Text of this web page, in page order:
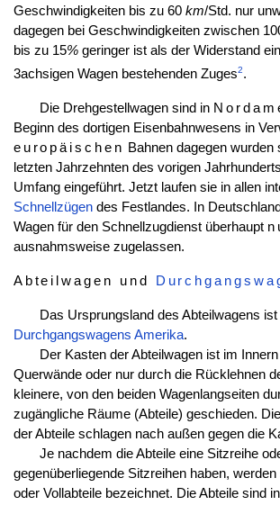
Geschwindigkeiten bis zu 60 km/Std. nur
dagegen bei Geschwindigkeiten zwischen
bis zu 15%geringer ist als der Widerstand
3achsigen Wagen bestehenden Zuges2.
Die Drehgestellwagen sind in
Beginn des dortigen Eisenbahnwesens in
europäischen Bahnen dagegen wurden
letzten Jahrzehnten des vorigen
Umfang eingeführt. Jetzt laufen sie in allen
Schnellzügendes Festlandes. In
Wagen für den Schnellzugdienst überhaupt
ausnahmsweise zugelassen.
Abteilwagen und
Das Ursprungsland des Abteilwagens
Durchgangswagens Amerika.
Der Kasten der Abteilwagen ist im
Querwände oder nur durch die Rücklehnen
kleinere, von den beiden Wagenlangseiten
zugängliche Räume (Abteile) geschieden.
der Abteile schlagen nach außen gegen die
Je nachdem die Abteile eine Sitzreihe
gegenüberliegende Sitzreihen haben, werden
oder Vollabteile bezeichnet. Die Abteile sind